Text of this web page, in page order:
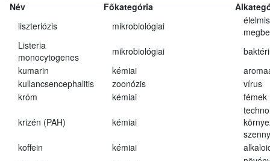
Név Főkategória
liszteriózis
mikrobiológiai
Listeria
monocytogenes
mikrobiológiai
kumarin
kémiai
kullancsencephalitis
zoonózis
vírus
króm
kémiai fémek
krizén (PAH) kémiai
koffein
kémiai